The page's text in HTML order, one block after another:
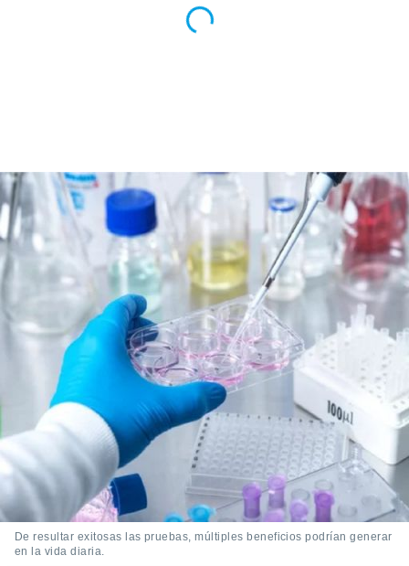
De resultar exitosas las pruebas, múltiples beneficios podrían generar
en la vida diaria.